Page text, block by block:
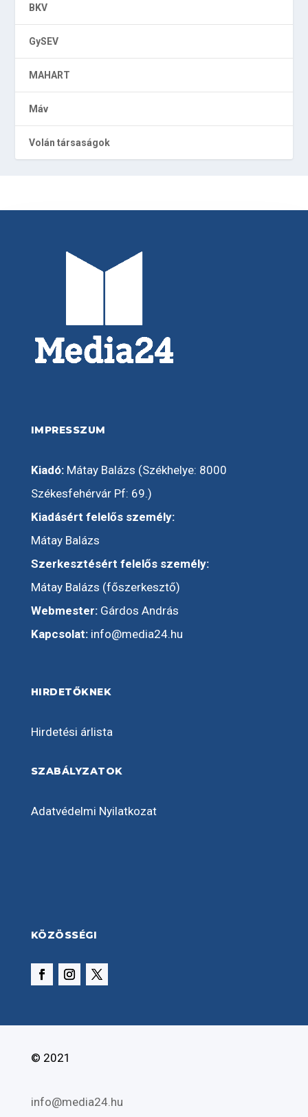
BKV
GySEV
MAHART
Máv
Volán társaságok
IMPRESSZUM
Kiadó:Mátay Balázs (Székhelye: 8000
Székesfehérvár Pf: 69.)
Kiadásért felelős személy:
Mátay Balázs
Szerkesztésért felelős személy:
Mátay Balázs (főszerkesztő)
Webmester:Gárdos András
Kapcsolat: info@media24.hu
HIRDETŐKNEK
Hirdetési árlista
SZABÁLYZATOK
Adatvédelmi Nyilatkozat
KÖZÖSSÉGI
© 2021
info@media24.hu